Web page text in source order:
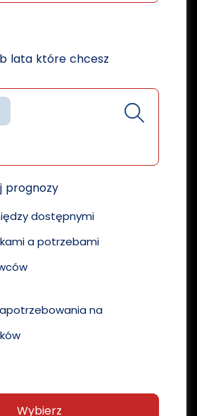
lata które chcesz
prognozy
dostępnymi
a potrzebami
na
Wybierz